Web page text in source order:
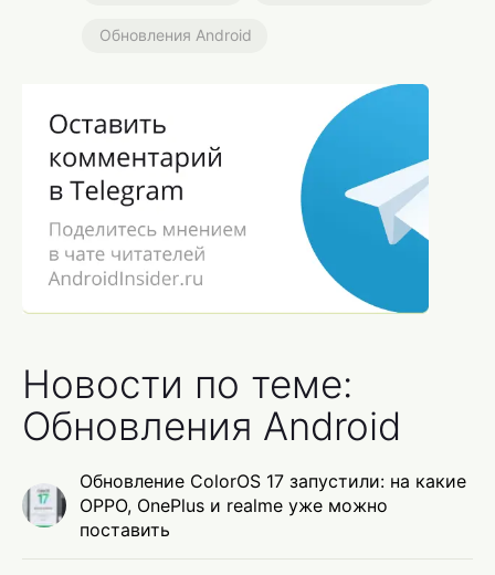
Обновления Android
Новости по теме:
Обновления Android
Обновление ColorOS 17 запустили: на какие
OPPO, OnePlus и realme уже можно
поставить